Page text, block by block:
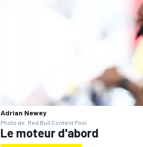
Adrian Newey
Photo de: Red Bull Content Pool
Le moteur d'abord